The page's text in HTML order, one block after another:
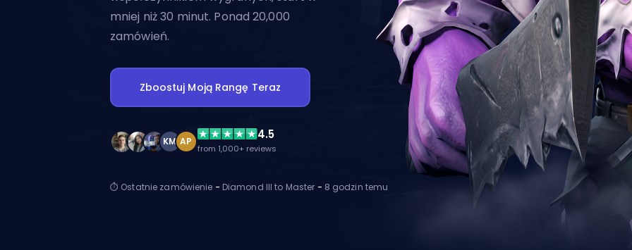
mniej niż 30 minut. Ponad 20,000
zamówień.
Zboostuj Moją Rangę Teraz
KM AP 4.5
from 1,000+ reviews
⏱ Ostatnie zamówienie - Diamond III to Master - 8 godzin temu